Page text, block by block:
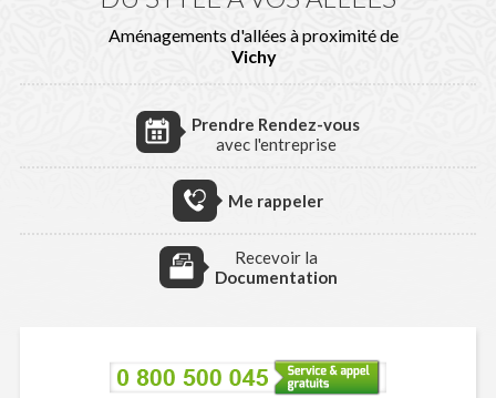
Aménagements d'allées à proximité de
Vichy
Prendre Rendez-vous
avec l'entreprise
Me rappeler
Recevoir la
Documentation